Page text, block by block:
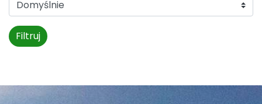
Filtruj